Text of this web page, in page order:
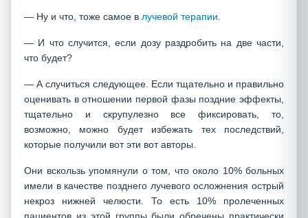
— Ну и что, тоже самое в лучевой терапии
— И что случится, если дозу раздробить на две части,
что будет?
— А случиться следующее. Если тщательно и правильно
оценивать в отношении первой фазы поздние эффекты,
тщательно и скрупулезно все фиксировать, то,
возможно, можно будет избежать тех последствий,
которые получили вот эти вот авторы.
Они вскользь упомянули о том, что около 10% больных
имели в качестве позднего лучевого осложнения острый
некроз нижней челюсти. То есть 10% пролеченных